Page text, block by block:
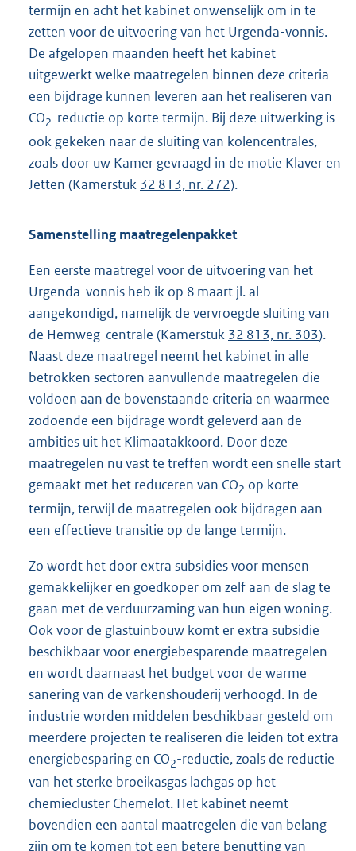
termijn en acht het kabinet onwenselijk om in te
zetten voor de uitvoering van het Urgenda-vonnis.
De afgelopen maanden heeft het kabinet
uitgewerkt welke maatregelen binnen deze criteria
een bijdrage kunnen leveren aan het realiseren van
CO2-reductie op korte termijn. Bij deze uitwerking is
ook gekeken naar de sluiting van kolencentrales,
zoals door uw Kamer gevraagd in de motie Klaver en
Jetten (Kamerstuk 32 813, nr. 272).
Samenstelling maatregelenpakket
Een eerste maatregel voor de uitvoering van het
Urgenda-vonnis heb ik op 8 maart jl. al
aangekondigd, namelijk de vervroegde sluiting van
de Hemweg-centrale (Kamerstuk 32 813, nr. 303).
Naast deze maatregel neemt het kabinet in alle
betrokken sectoren aanvullende maatregelen die
voldoen aan de bovenstaande criteria en waarmee
zodoende een bijdrage wordt geleverd aan de
ambities uit het Klimaatakkoord. Door deze
maatregelen nu vast te treffen wordt een snelle start
gemaakt met het reduceren van CO2 op korte
termijn, terwijl de maatregelen ook bijdragen aan
een effectieve transitie op de lange termijn.
Zo wordt het door extra subsidies voor mensen
gemakkelijker en goedkoper om zelf aan de slag te
gaan met de verduurzaming van hun eigen woning.
Ook voor de glastuinbouw komt er extra subsidie
beschikbaar voor energiebesparende maatregelen
en wordt daarnaast het budget voor de warme
sanering van de varkenshouderij verhoogd. In de
industrie worden middelen beschikbaar gesteld om
meerdere projecten te realiseren die leiden tot extra
energiebesparing en CO2-reductie, zoals de reductie
van het sterke broeikasgas lachgas op het
chemiecluster Chemelot. Het kabinet neemt
bovendien een aantal maatregelen die van belang
zijn om te komen tot een betere benutting van